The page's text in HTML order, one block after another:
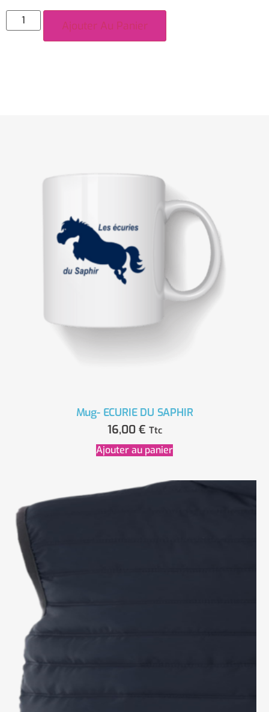
Ajouter Au Panier
Mug- ECURIE DU SAPHIR
16,00 € Ttc
Ajouter au panier